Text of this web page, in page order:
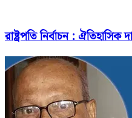
রাষ্ট্রপতি নির্বাচন : ঐতিহাসিক